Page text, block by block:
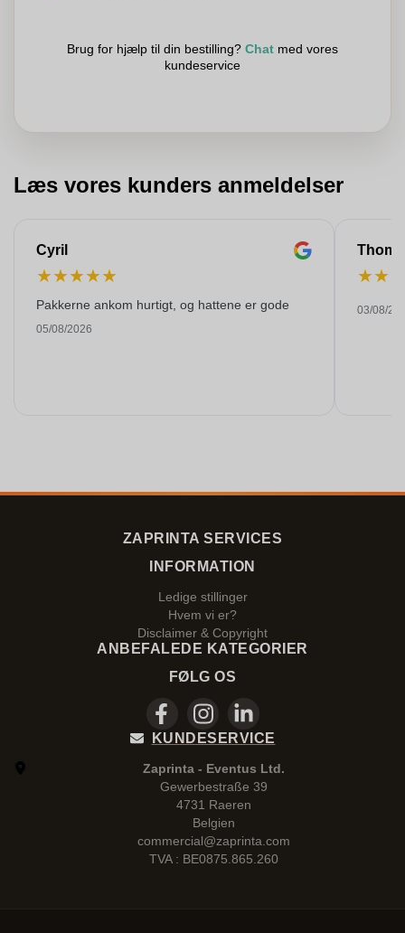
Brug for hjælp til din bestilling? Chat med vores
kundeservice
Læs vores kunders anmeldelser
Cyril
★★★★★
Pakkerne ankom hurtigt, og hattene er gode
05/08/2026
★★
03/08/
ZAPRINTA SERVICES
INFORMATION
Ledige stillinger
Hvem vi er?
Disclaimer & Copyright
ANBEFALEDE KATEGORIER
FØLG OS
KUNDESERVICE
Zaprinta - Eventus Ltd.
Gewerbestraße 39
4731 Raeren
Belgien
commercial@zaprinta.com
TVA : BE0875.865.260